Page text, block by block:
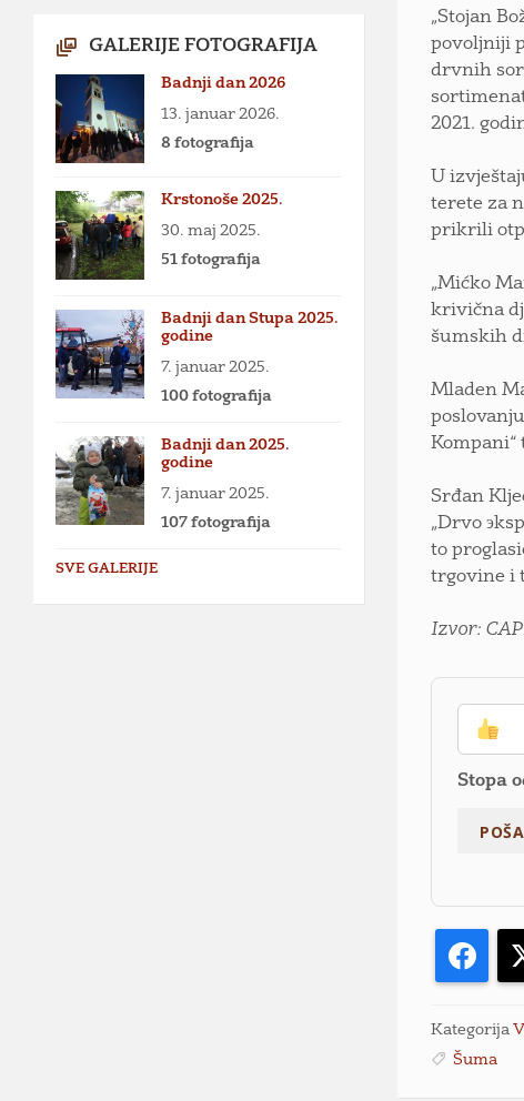
„Stojan
povoljniji
drvnih
2021.
U
terete za
prikrili
„Mićko
krivična
šumskih
Mladen
Srđan
„Drvo
to
trgovine i
Izvor:
Stopa
Kategorija
Šuma
GALERIJE FOTOGRAFIJA
Badnji dan 2026
13. januar 2026.
8 fotografija
Krstonoše 2025.
30. maj 2025.
51 fotografija
Badnji dan Stupa 2025.
godine
7. januar 2025.
100 fotografija
Badnji dan 2025.
godine
7. januar 2025.
107 fotografija
SVE GALERIJE